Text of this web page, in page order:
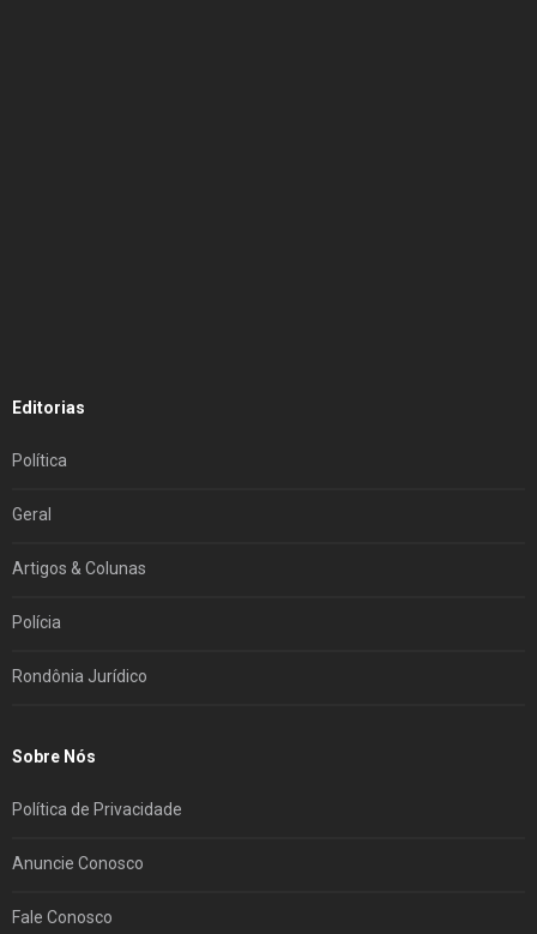
Editorias
Política
Geral
Artigos & Colunas
Polícia
Rondônia Jurídico
Sobre Nós
Política de Privacidade
Anuncie Conosco
Fale Conosco